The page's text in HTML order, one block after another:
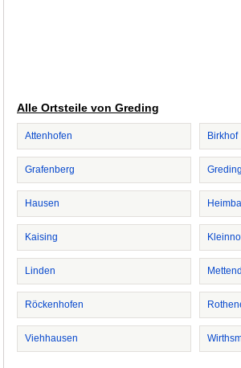
Alle Ortsteile von Greding
Attenhofen Birkhof
Grafenberg Greding
Hausen
Kaising
Linden
Röckenhofen
Viehhausen